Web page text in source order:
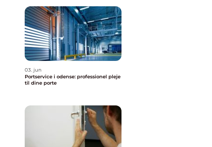
03. jun
Portservice i odense: professionel pleje
til dine porte